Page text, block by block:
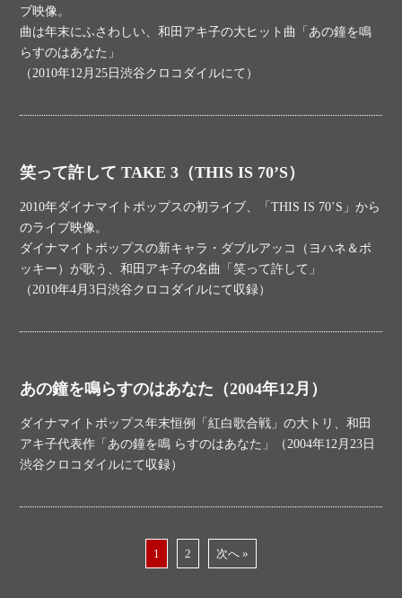
ブ映像。
曲は年末にふさわしい、和田アキ子の大ヒット曲「あの鐘を鳴
らすのはあなた」
（2010年12月25日渋谷クロコダイルにて）
笑って許して TAKE 3（THIS IS 70’S）
2010年ダイナマイトポップスの初ライブ、「THIS IS 70’S」から
のライブ映像。
ダイナマイトポップスの新キャラ・ダブルアッコ（ヨハネ＆ポ
ッキー）が歌う、和田アキ子の名曲「笑って許して」
（2010年4月3日渋谷クロコダイルにて収録）
あの鐘を鳴らすのはあなた（2004年12月）
ダイナマイトポップス年末恒例「紅白歌合戦」の大トリ、和田
アキ子代表作「あの鐘を鳴 らすのはあなた」（2004年12月23日
渋谷クロコダイルにて収録）
1 2 次へ »